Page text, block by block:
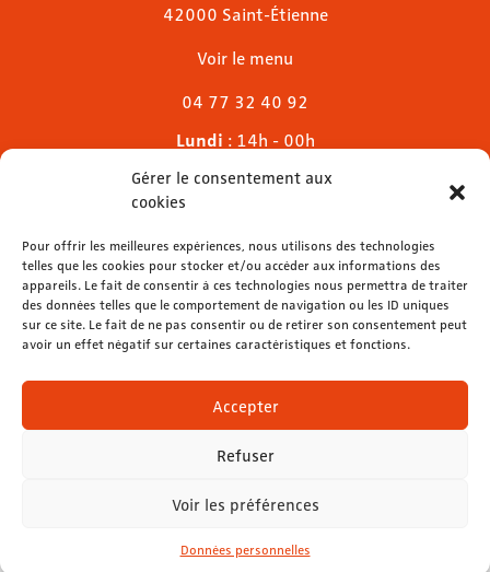
Gérer le consentement aux
cookies
Pour offrir les meilleures expériences, nous utilisons des technologies
telles que les cookies pour stocker et/ou accéder aux informations des
appareils. Le fait de consentir à ces technologies nous permettra de traiter
des données telles que le comportement de navigation ou les ID uniques
sur ce site. Le fait de ne pas consentir ou de retirer son consentement peut
avoir un effet négatif sur certaines caractéristiques et fonctions.
Accepter
Refuser
Voir les préférences
Données personnelles
42000 Saint-Étienne
Voir le menu
04 77 32 40 92
Lundi : 14h - 00h
Mardi & mercredi
Jeudi
Dimanche: 11h - 00h
04 77 32 32 01